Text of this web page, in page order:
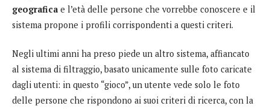
geografica e l’età delle persone che vorrebbe conoscere e il
sistema propone i profili corrispondenti a questi criteri.
Negli ultimi anni ha preso piede un altro sistema, affiancato
al sistema di filtraggio, basato unicamente sulle foto caricate
dagli utenti: in questo “gioco”, un utente vede solo le foto
delle persone che rispondono ai suoi criteri di ricerca, con la